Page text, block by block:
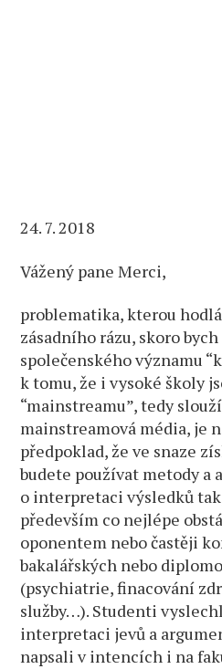
24. 7. 2018
Vážený pane Merci,
problematika, kterou
zásadního rázu, skoro
společenského významu
k tomu, že i vysoké školy
“mainstreamu”, tedy
mainstreamová média, je
předpoklad, že ve snaze
budete používat metody a
o interpretaci výsledků
především co nejlépe
oponentem nebo častěji
bakalářských nebo
(psychiatrie, finacování
služby…). Studenti
interpretaci jevů a
napsali v intencích i na